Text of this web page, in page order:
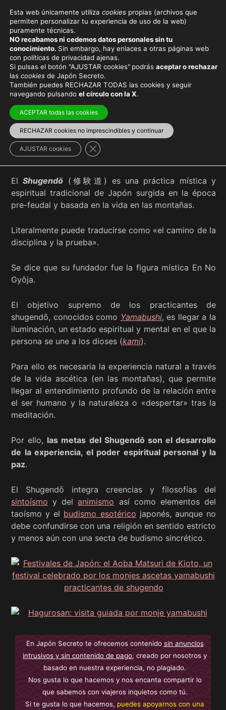
SHUGENDŌ
Viaja con el mejor seguro y
Cultura japonesa
ElShugendō (修験道) es una práctica mística y
espiritual tradicional de Japón surgida en la época
pre-feudal y basada en la vida en las montañas.
Literalmente puede traducirse como «el camino de la
disciplina y la prueba».
Se dice que su fundador fue la figura mística En No
Gyōja.
El objetivo supremo de los practicantes de
shugendō, conocidos como Yamabushi, es llegar a la
iluminación, un estado espiritual y mental en el que la
persona se une a los dioses (kami).
Para ello es necesaria la experiencia natural a través
de la vida ascética (en las montañas), que permite
llegar al entendimiento profundo de la relación entre
el ser humano y la naturaleza o «despertar» tras la
meditación.
Por ello, las metas del Shugendō son el desarrollo
de la experiencia, el poder espiritual personal y la
paz.
El Shugendō integra creencias y filosofías del
sintoísmo y delanimismo así como elementos del
taoísmo y el budismo esotérico japonés, aunque no
debe confundirse con una religión en sentido estricto
y menos aún con una secta de budismo sincrético.
En Japón Secreto te ofrecemos contenido sin anuncios
intrusivos y sin contenido de pago, creado por nosotros y
basado en nuestra experiencia, no plagiado.
Nos gusta lo que hacemos y nos encanta compartir lo
que sabemos con viajeros inquietos como tú.
Si te gusta lo que hacemos, puedes apoyarnos con una
Esta web únicamente utiliza cookies propias (archivos que
permiten personalizar tu experiencia de uso de la web)
puramente técnicas.
NO recabamos ni cedemos datos personales sin tu
conocimiento. Sin embargo, hay enlaces a otras páginas web
con políticas de privacidad ajenas.
Si pulsas el botón "AJUSTAR cookies" podrás aceptar o rechazar
las cookies de Japón Secreto.
También puedes RECHAZAR TODAS las cookies y seguir
navegando pulsando el círculo con la X.
ACEPTAR todas las cookies
RECHAZAR cookies no imprescindibles y continuar
AJUSTAR cookies Cerrar el banner de cookies RGPD